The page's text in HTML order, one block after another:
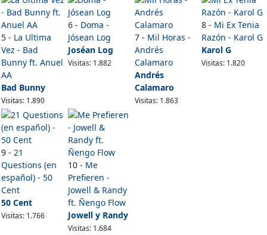
5 - La Ultima
Vez - Bad
Bunny ft. Anuel
AA
Bad Bunny
Visitas: 1.890
6 - Doma -
Jósean Log
Joséan Log
Visitas: 1.882
7 - Mil Horas -
Andrés
Calamaro
Andrés
Calamaro
Visitas: 1.863
8 - Mi Ex Tenia
Razón - Karol G
Karol G
Visitas: 1.820
9 -21
Questions (en
español) - 50
Cent
50 Cent
Visitas: 1.766
10 - Me
Prefieren -
Jowell & Randy
ft. Ñengo Flow
Jowell y Randy
Visitas: 1.684